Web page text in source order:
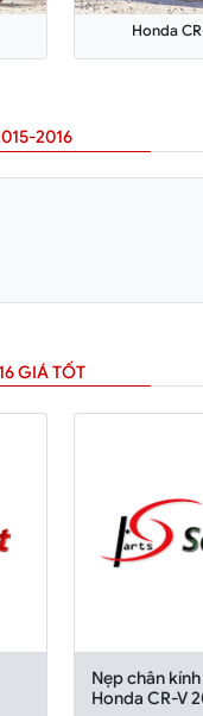
Honda
2016
GIÁ TỐT
Nẹp chân
Honda CR-V